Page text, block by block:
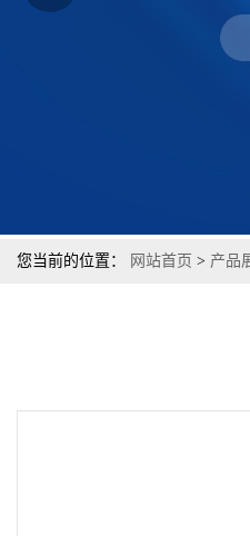
您当前的位置： 网站首页 > 产品